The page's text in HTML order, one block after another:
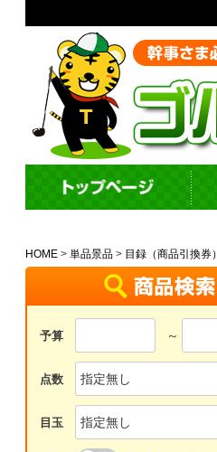
HOME 単品景品 目録（商品引換券）
予算 ～
点数
目玉